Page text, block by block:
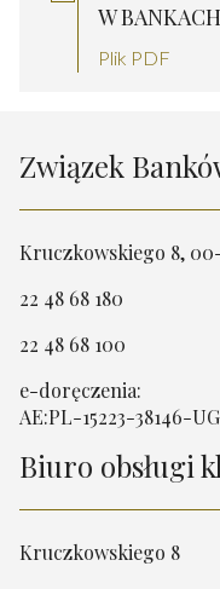
W BANKACH
Plik PDF
Związek
Kruczkowskiego 8,
22 48 68 180
22 48 68 100
e-doręczenia:
AE:PL-15223-38146-
Biuro obsługi
Kruczkowskiego 8